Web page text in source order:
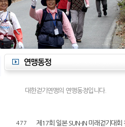
대한걷기연맹의 연맹동정입니다.
477 제17회 일본 SUN-IN 미래걷기대회